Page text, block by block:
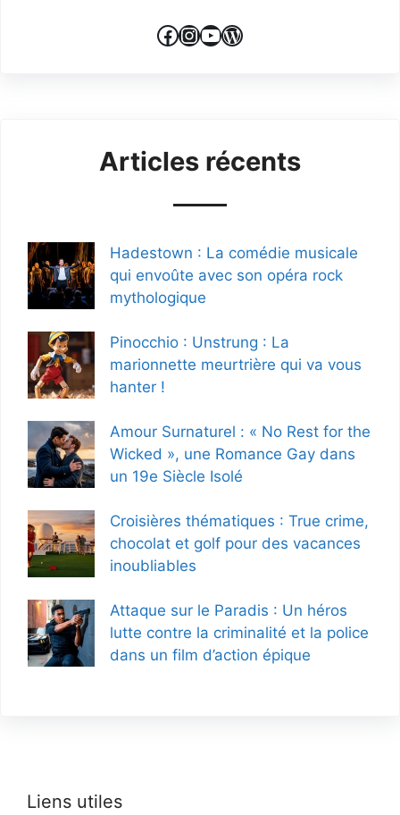
Facebook
Instagram
YouTube
WordPress
Articles récents
Hadestown : La comédie musicale
qui envoûte avec son opéra rock
mythologique
Pinocchio : Unstrung : La
marionnette meurtrière qui va vous
hanter !
Amour Surnaturel : « No Rest for the
Wicked », une Romance Gay dans
un 19e Siècle Isolé
Croisières thématiques : True crime,
chocolat et golf pour des vacances
inoubliables
Attaque sur le Paradis : Un héros
lutte contre la criminalité et la police
dans un film d’action épique
Liens utiles